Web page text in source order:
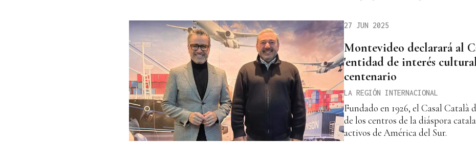
27 JUN 2025
Montevideo declarará al
'entidad de interés
centenario
LA REGIÓN INTERNACIONAL
Fundado en 1926, el Casal Català
de los centros de la diáspora
activos de América del Sur.